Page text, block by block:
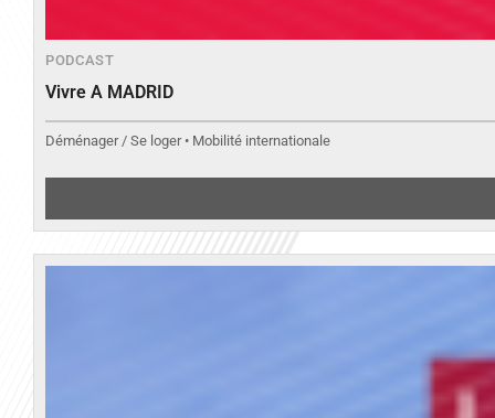
PODCAST
Vivre A MADRID
Déménager / Se loger • Mobilité internationale